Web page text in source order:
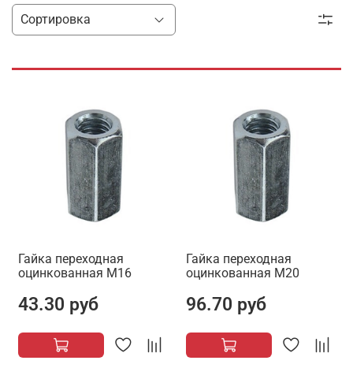
Гайка переходная
оцинкованная М16
43.30 руб
Гайка переходная
оцинкованная М20
96.70 руб